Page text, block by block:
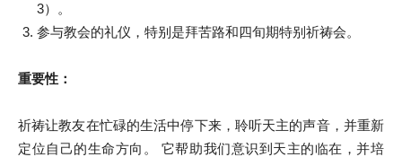
3）。
参与教会的礼仪，特别是拜苦路和四旬期特别祈祷会。
重要性：
祈祷让教友在忙碌的生活中停下来，聆听天主的声音，并重新
定位自己的生命方向。 它帮助我们意识到天主的临在，并培